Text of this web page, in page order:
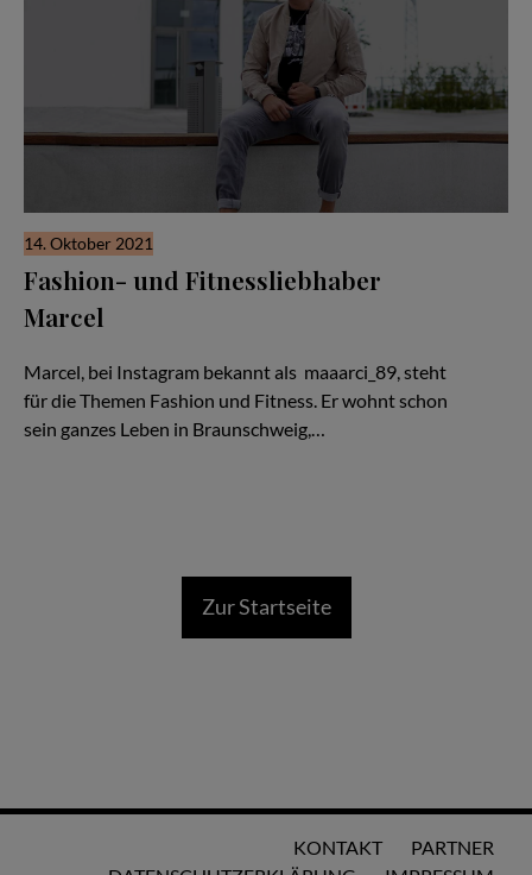
14. Oktober 2021
Fashion- und Fitnessliebhaber
Marcel
Marcel, bei Instagram bekannt als maaarci_89, steht
für die Themen Fashion und Fitness. Er wohnt schon
sein ganzes Leben in Braunschweig,…
Zur Startseite
KONTAKT
PARTNER